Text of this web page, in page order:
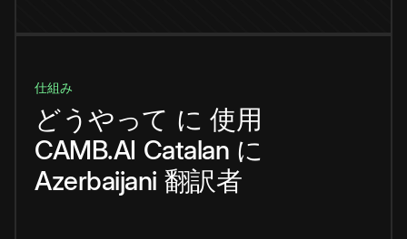
仕組み
どうやって に 使用
CAMB.AI Catalan に
Azerbaijani 翻訳者